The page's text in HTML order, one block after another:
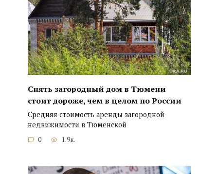
Снять загородный дом в Тюмени
стоит дороже, чем в целом по России
Средняя стоимость аренды загородной
недвижимости в Тюменской
0 1.9к.